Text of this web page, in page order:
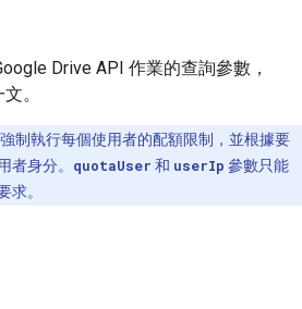
Drive API 作業的查詢參數，
。
制執行每個使用者的配額限制，並根據要
者身分。 quotaUser 和 userIp 參數只能
求。